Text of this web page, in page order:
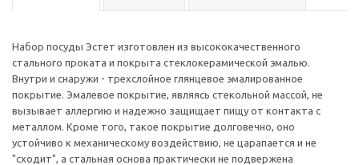
Набор посуды Эстет изготовлен из высококачественного
стального проката и покрыта стеклокерамической эмалью.
Внутри и снаружи - трехслойное глянцевое эмалированное
покрытие. Эмалевое покрытие, являясь стекольной массой, не
вызывает аллергию и надежно защищает пищу от контакта с
металлом. Кроме того, такое покрытие долговечно, оно
устойчиво к механическому воздействию, не царапается и не
"сходит", а стальная основа практически не подвержена